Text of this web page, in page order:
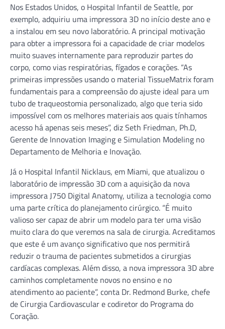
Nos Estados Unidos, o Hospital Infantil de Seattle, por
exemplo, adquiriu uma impressora 3D no início deste ano e
a instalou em seu novo laboratório. A principal motivação
para obter a impressora foi a capacidade de criar modelos
muito suaves internamente para reproduzir partes do
corpo, como vias respiratórias, fígados e corações. “As
primeiras impressões usando o material TissueMatrix foram
fundamentais para a compreensão do ajuste ideal para um
tubo de traqueostomia personalizado, algo que teria sido
impossível com os melhores materiais aos quais tínhamos
acesso há apenas seis meses”, diz Seth Friedman, Ph.D,
Gerente de Innovation Imaging e Simulation Modeling no
Departamento de Melhoria e Inovação.
Já o Hospital Infantil Nicklaus, em Miami, que atualizou o
laboratório de impressão 3D com a aquisição da nova
impressora J750 Digital Anatomy, utiliza a tecnologia como
uma parte crítica do planejamento cirúrgico. “É muito
valioso ser capaz de abrir um modelo para ter uma visão
muito clara do que veremos na sala de cirurgia. Acreditamos
que este é um avanço significativo que nos permitirá
reduzir o trauma de pacientes submetidos a cirurgias
cardíacas complexas. Além disso, a nova impressora 3D abre
caminhos completamente novos no ensino e no
atendimento ao paciente”, conta Dr. Redmond Burke, chefe
de Cirurgia Cardiovascular e codiretor do Programa do
Coração.